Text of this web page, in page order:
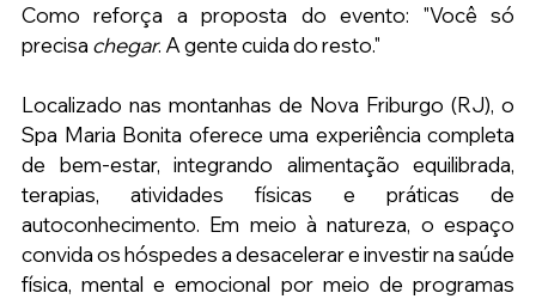
Como reforça a proposta do evento: "Você só
precisa chegar. A gente cuida do resto."
Localizado nas montanhas de Nova Friburgo (RJ), o
Spa Maria Bonita oferece uma experiência completa
de bem-estar, integrando alimentação equilibrada,
terapias, atividades físicas e práticas de
autoconhecimento. Em meio à natureza, o espaço
convida os hóspedes a desacelerar e investir na saúde
física, mental e emocional por meio de programas